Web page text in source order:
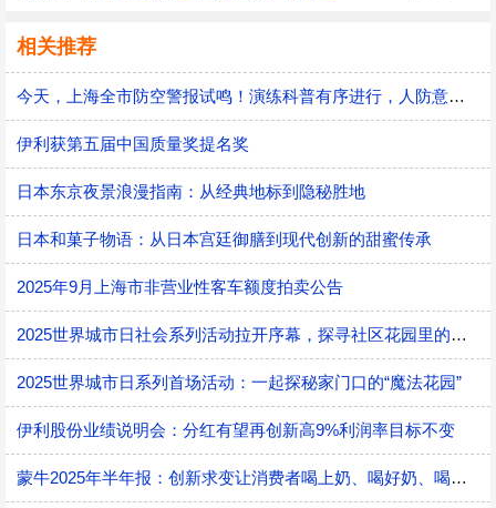
相关推荐
今天，上海全市防空警报试鸣！演练科普有序进行，人防意识“声入人心”
伊利获第五届中国质量奖提名奖
日本东京夜景浪漫指南：从经典地标到隐秘胜地
日本和菓子物语：从日本宫廷御膳到现代创新的甜蜜传承
2025年9月上海市非营业性客车额度拍卖公告
2025世界城市日社会系列活动拉开序幕，探寻社区花园里的智慧应用
2025世界城市日系列首场活动：一起探秘家门口的“魔法花园”
伊利股份业绩说明会：分红有望再创新高9%利润率目标不变
蒙牛2025年半年报：创新求变让消费者喝上奶、喝好奶、喝对奶